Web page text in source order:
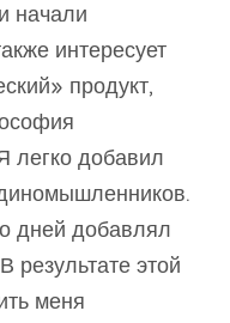
начали
интересует
продукт,
легко добавил
дней добавлял
результате этой
меня